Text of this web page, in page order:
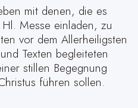
mit denen, die es
Messe einladen, zu
vor dem Allerheiligsten
Texten begleiteten
stillen Begegnung
führen sollen.